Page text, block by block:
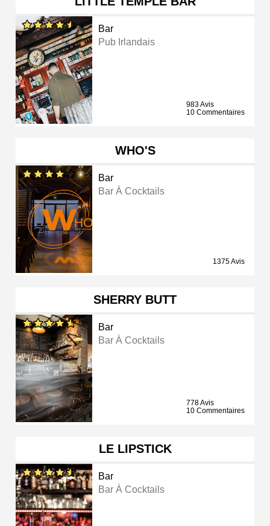
Bar
Pub Irlandais
983 Avis
10 Commentaires
WHO'S
Bar
Bar À Cocktails
1375 Avis
SHERRY BUTT
Bar
Bar À Cocktails
778 Avis
10 Commentaires
LE LIPSTICK
Bar
Bar À Cocktails